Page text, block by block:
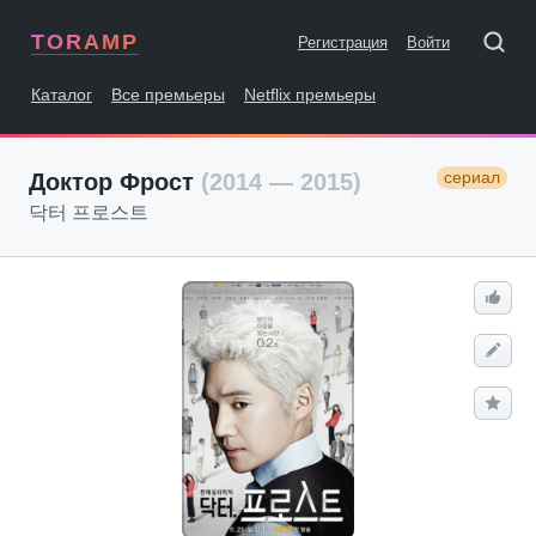
TORAMP Регистрация Войти
Каталог Все премьеры Netflix премьеры
Доктор Фрост (2014 — 2015) сериал
닥터 프로스트